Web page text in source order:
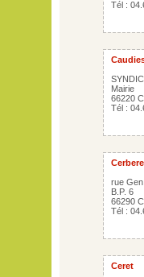
Tél :
Mairie
66220
Tél :
Cerbere
rue
B.P. 6
66290
Tél :
Ceret